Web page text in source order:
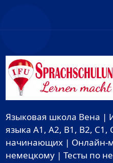
Языковая школа Вена |
языка A1, A2, B1, B2,
начинающих | Онлайн-
немецкому | Тесты по